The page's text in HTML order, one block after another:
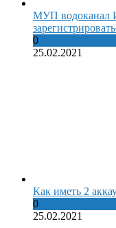
МУП водоканал
0
25.02.2021
Как иметь 2
0
25.02.2021